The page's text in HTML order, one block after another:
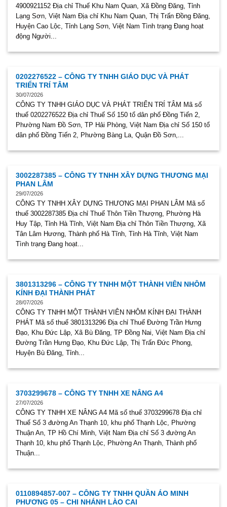
4900921152 Địa chỉ Thuế Khu Nam Quan, Xã Đồng Đăng, Tỉnh
Lạng Sơn, Việt Nam Địa chỉ Khu Nam Quan, Thị Trấn Đồng Đăng,
Huyện Cao Lộc, Tỉnh Lạng Sơn, Việt Nam Tình trạng Đang hoạt
động Người...
0202276522 – CÔNG TY TNHH GIÁO DỤC VÀ PHÁT
TRIỂN TRÍ TÂM
30/07/2026
CÔNG TY TNHH GIÁO DỤC VÀ PHÁT TRIỂN TRÍ TÂM Mã số
thuế 0202276522 Địa chỉ Thuế Số 150 tổ dân phố Đồng Tiến 2,
Phường Nam Đồ Sơn, TP Hải Phòng, Việt Nam Địa chỉ Số 150 tổ
dân phố Đồng Tiến 2, Phường Bàng La, Quận Đồ Sơn,...
3002287385 – CÔNG TY TNHH XÂY DỰNG THƯƠNG MẠI
PHAN LÂM
29/07/2026
CÔNG TY TNHH XÂY DỰNG THƯƠNG MẠI PHAN LÂM Mã số
thuế 3002287385 Địa chỉ Thuế Thôn Tiền Thượng, Phường Hà
Huy Tập, Tỉnh Hà Tĩnh, Việt Nam Địa chỉ Thôn Tiền Thượng, Xã
Tân Lâm Hương, Thành phố Hà Tĩnh, Tỉnh Hà Tĩnh, Việt Nam
Tình trạng Đang hoạt...
3801313296 – CÔNG TY TNHH MỘT THÀNH VIÊN NHÔM
KÍNH ĐẠI THÀNH PHÁT
28/07/2026
CÔNG TY TNHH MỘT THÀNH VIÊN NHÔM KÍNH ĐẠI THÀNH
PHÁT Mã số thuế 3801313296 Địa chỉ Thuế Đường Trần Hưng
Đạo, Khu Đức Lập, Xã Bù Đăng, TP Đồng Nai, Việt Nam Địa chỉ
Đường Trần Hưng Đạo, Khu Đức Lập, Thị Trấn Đức Phong,
Huyện Bù Đăng, Tỉnh...
3703299678 – CÔNG TY TNHH XE NÂNG A4
27/07/2026
CÔNG TY TNHH XE NÂNG A4 Mã số thuế 3703299678 Địa chỉ
Thuế Số 3 đường An Thạnh 10, khu phố Thạnh Lộc, Phường
Thuận An, TP Hồ Chí Minh, Việt Nam Địa chỉ Số 3 đường An
Thạnh 10, khu phố Thạnh Lộc, Phường An Thạnh, Thành phố
Thuận...
0110894857-007 – CÔNG TY TNHH QUẦN ÁO MINH
PHƯƠNG 05 – CHI NHÁNH LÀO CAI